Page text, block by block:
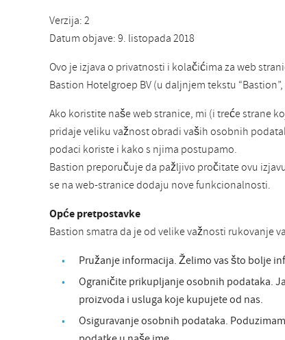
Verzija: 2
Datum objave: 9. listopada 2018
Ovo je izjava o privatnosti i kolačićima za web
Bastion Hotelgroep BV (u daljnjem tekstu
Ako koristite naše web stranice, mi (i treće strane
pridaje veliku važnost obradi vaših osobnih
podaci koriste i kako s njima postupamo.
Bastion preporučuje da pažljivo pročitate ovu
se na web-stranice dodaju nove funkcionalnosti.
Opće pretpostavke
Bastion smatra da je od velike važnosti rukovanje
Pružanje informacija. Želimo vas što bolje
Ograničite prikupljanje osobnih podataka.
proizvoda i usluga koje kupujete od nas.
Osiguravanje osobnih podataka.